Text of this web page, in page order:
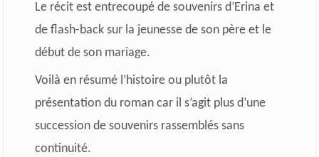
Le récit est entrecoupé de souvenirs d’Erina et
de flash-back sur la jeunesse de son père et le
début de son mariage.
Voilà en résumé l’histoire ou plutôt la
présentation du roman car il s’agit plus d’une
succession de souvenirs rassemblés sans
continuité.